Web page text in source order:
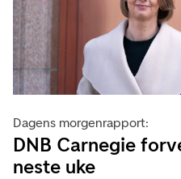
Dagens morgenrapport:
DNB Carnegie
neste uke